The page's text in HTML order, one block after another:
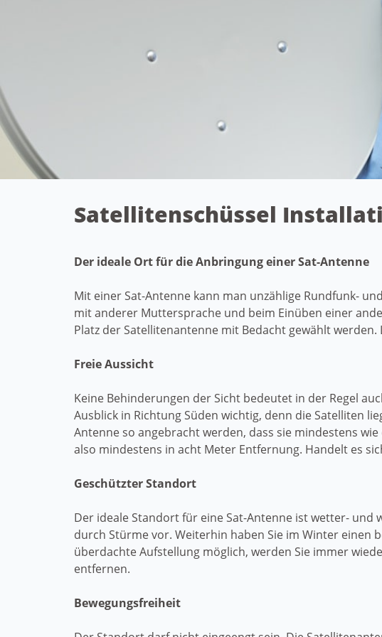
Satellitenschüssel
Der ideale Ort für die Anbringung einer Sat-Antenne
Mit einer Sat-Antenne kann man unzählige Rundfunk-
mit anderer Muttersprache und beim Einüben einer
Platz der Satellitenantenne mit Bedacht gewählt werden.
Freie Aussicht
Keine Behinderungen der Sicht bedeutet in der Regel
Ausblick in Richtung Süden wichtig, denn die Satelliten
Antenne so angebracht werden, dass sie mindestens
also mindestens in acht Meter Entfernung. Handelt es
Geschützter Standort
Der ideale Standort für eine Sat-Antenne ist wetter- und
durch Stürme vor. Weiterhin haben Sie im Winter einen
überdachte Aufstellung möglich, werden Sie immer
entfernen.
Bewegungsfreiheit